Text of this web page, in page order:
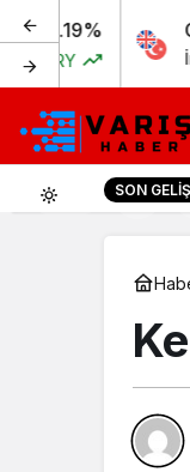
GBP
İngiliz
SON